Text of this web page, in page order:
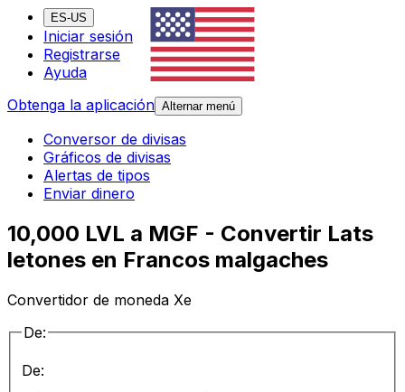
ES-US
Iniciar sesión
Registrarse
Ayuda
Obtenga la aplicación Alternar menú
Conversor de divisas
Gráficos de divisas
Alertas de tipos
Enviar dinero
10,000 LVL a MGF - Convertir Lats
letones en Francos malgaches
Convertidor de moneda Xe
De:
De: